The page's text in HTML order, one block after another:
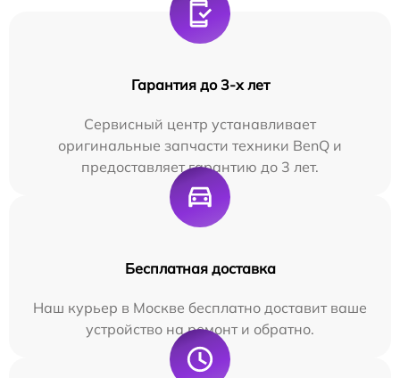
Гарантия до 3-х лет
Сервисный центр устанавливает
оригинальные запчасти техники BenQ и
предоставляет гарантию до 3 лет.
Бесплатная доставка
Наш курьер в Москве бесплатно доставит ваше
устройство на ремонт и обратно.